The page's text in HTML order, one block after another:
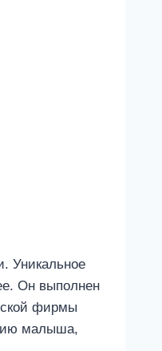
Уникальное
Он выполнен
фирмы
малыша,